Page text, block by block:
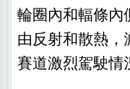
輪圈內和輻條內
由反射和散熱，
賽道激烈駕駛情